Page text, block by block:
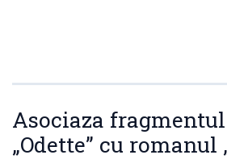
Asociaza
„Odette” cu romanul